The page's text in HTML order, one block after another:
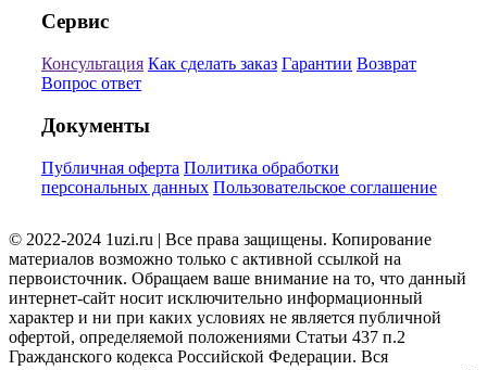
Сервис
Консультация Как сделать заказ Гарантии Возврат
Вопрос ответ
Документы
Публичная оферта Политика обработки
персональных данных Пользовательское соглашение
© 2022-2024 1uzi.ru | Все права защищены. Копирование
материалов возможно только с активной ссылкой на
первоисточник. Обращаем ваше внимание на то, что данный
интернет-сайт носит исключительно информационный
характер и ни при каких условиях не является публичной
офертой, определяемой положениями Статьи 437 п.2
Гражданского кодекса Российской Федерации. Вся